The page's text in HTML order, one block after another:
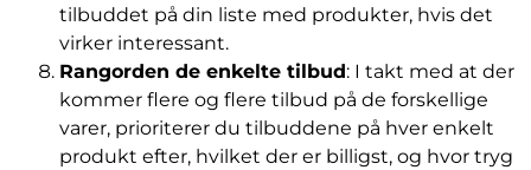
tilbuddet på din liste med produkter, hvis det
virker interessant.
Rangorden de enkelte tilbud: I takt med at der
kommer flere og flere tilbud på de forskellige
varer, prioriterer du tilbuddene på hver enkelt
produkt efter, hvilket der er billigst, og hvor tryg